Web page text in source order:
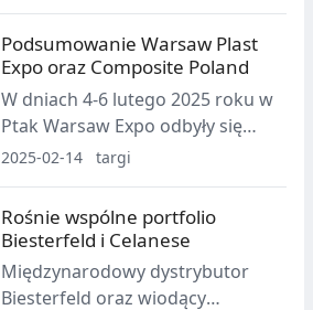
standardowych PPA
zawierających fluor.
Podsumowanie Warsaw Plast
Expo oraz Composite Poland
W dniach 4-6 lutego 2025 roku w
Ptak Warsaw Expo odbyły się
dwie imprezy branżowe: Warsaw
Poland.
2025-02-14 targi
Rośnie wspólne portfolio
Biesterfeld i Celanese
Międzynarodowy dystrybutor
Biesterfeld oraz wiodący